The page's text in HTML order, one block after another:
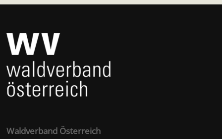
Waldverband Österreich